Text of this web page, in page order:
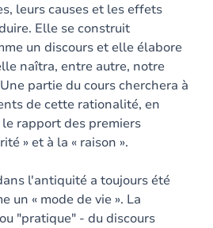
leurs causes et les effets
Elle se construit
un discours et elle élabore
naîtra, entre autre, notre
partie du cours cherchera à
de cette rationalité, en
rapport des premiers
» et à la « raison ».
l'antiquité a toujours été
un « mode de vie ». La
"pratique" - du discours